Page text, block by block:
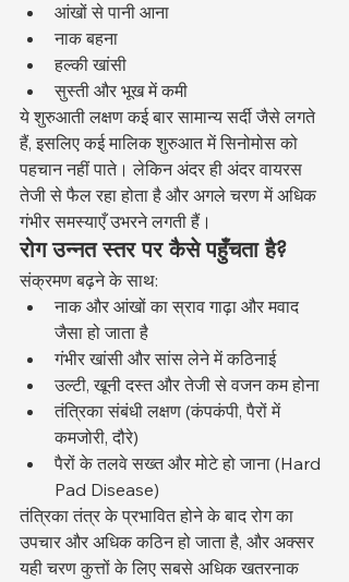
आंखों से पानी आना
नाक बहना
हल्की खांसी
सुस्ती और भूख में कमी
ये शुरुआती लक्षण कई बार सामान्य सर्दी जैसे लगते
हैं, इसलिए कई मालिक शुरुआत में सिनोमोस को
पहचान नहीं पाते। लेकिन अंदर ही अंदर वायरस
तेजी से फैल रहा होता है और अगले चरण में अधिक
गंभीर समस्याएँ उभरने लगती हैं।
रोग उन्नत स्तर पर कैसे पहुँचता है?
संक्रमण बढ़ने के साथ:
नाक और आंखों का स्राव गाढ़ा और मवाद
जैसा हो जाता है
गंभीर खांसी और सांस लेने में कठिनाई
उल्टी, खूनी दस्त और तेजी से वजन कम होना
तंत्रिका संबंधी लक्षण (कंपकंपी, पैरों में
कमजोरी, दौरे)
पैरों के तलवे सख्त और मोटे हो जाना (Hard
Pad Disease)
तंत्रिका तंत्र के प्रभावित होने के बाद रोग का
उपचार और अधिक कठिन हो जाता है, और अक्सर
यही चरण कुत्तों के लिए सबसे अधिक खतरनाक